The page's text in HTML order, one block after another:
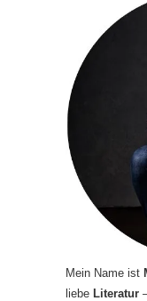
Mein Name ist
liebe Literatur